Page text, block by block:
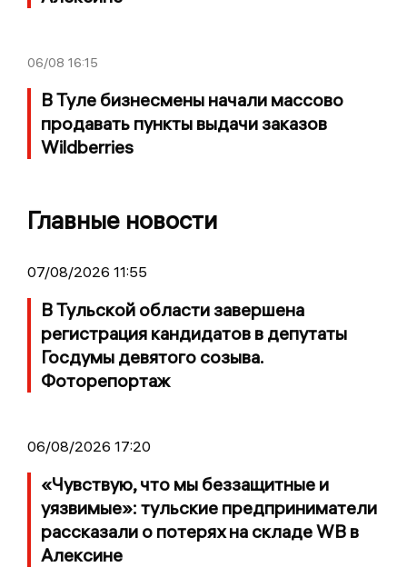
06/08 16:15
В Туле бизнесмены начали массово
продавать пункты выдачи заказов
Wildberries
Главные новости
07/08/2026 11:55
В Тульской области завершена
регистрация кандидатов в депутаты
Госдумы девятого созыва.
Фоторепортаж
06/08/2026 17:20
«Чувствую, что мы беззащитные и
уязвимые»: тульские предприниматели
рассказали о потерях на складе WB в
Алексине